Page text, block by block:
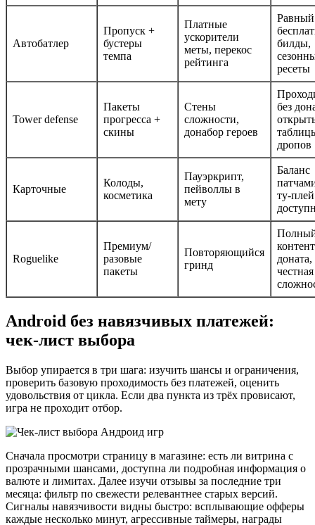
Автобатлер
Пропуск +
бустеры
темпа
Платные
ускорители
меты, перекос
рейтинга
Равный
билды,
ресеты
Tower defense
Пакеты
прогресса +
скины
Стены
сложности,
донабор героев
без
дропов
Карточные
Колоды,
косметика
Пауэркрипт,
пейволлы в
мету
Баланс
ту-
Roguelike
Премиум/
разовые
пакеты
Повторяющийся
гринд
доната,
честная
Android без навязчивых платежей:
чек-лист выбора
Выбор упирается в три шага: изучить шансы и ограничения,
проверить базовую проходимость без платежей, оценить
удовольствия от цикла. Если два пункта из трёх провисают,
игра не проходит отбор.
Сначала просмотри страницу в магазине: есть ли витрина с
прозрачными шансами, доступна ли подробная информация о
валюте и лимитах. Далее изучи отзывы за последние три
месяца: фильтр по свежести релевантнее старых версий.
Сигналы навязчивости видны быстро: всплывающие офферы
каждые несколько минут, агрессивные таймеры, награды